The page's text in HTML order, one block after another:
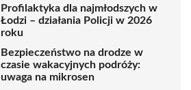
Profilaktyka dla najmłodszych w
Łodzi – działania Policji w 2026
roku
Bezpieczeństwo na drodze w
czasie wakacyjnych podróży:
uwaga na mikrosen